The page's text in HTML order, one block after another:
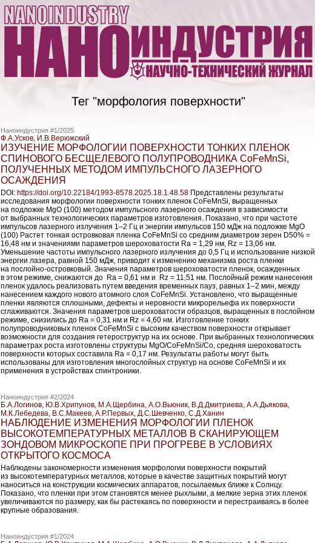
Тег "морфология поверхности"
Наноиндустрия #1/2025
Ф.А.Усков, И.В.Верюжский
ИЗУЧЕНИЕ МОРФОЛОГИИ ПОВЕРХНОСТИ ТОНКИХ ПЛЕНОК
СПИНОВОГО БЕСЩЕЛЕВОГО ПОЛУПРОВОДНИКА CoFeMnSi,
ПОЛУЧЕННЫХ МЕТОДОМ ИМПУЛЬСНОГО ЛАЗЕРНОГО
ОСАЖДЕНИЯ
DOI: https://doi.org/10.22184/1993-8578.2025.18.1.48.58 Представлены результаты
исследования морфологии поверхности тонких пленок CoFeMnSi, выращенных
на подложке MgO (100) методом импульсного лазерного осаждения в зависимости
от выбранных технологических параметров изготовления. Показано, что при частоте
импульсов лазерного излучения 1–2 Гц и энергии импульсов 150 мДж на подложке MgO
(100) Растет тонкая островковая пленка CoFeMnSi со средним диаметром зерен D50% =
16,48 нм и значениями параметров шероховатости Ra = 1,29 нм, Rz = 13,06 нм.
Уменьшение частоты импульсного лазерного излучения до 0,5 Гц и использование низкой
энергии лазера, равной 150 мДж, приводит к изменению механизма роста пленки
на послойно-островковый. Значения параметров шероховатости пленок, осажденных
в этом режиме, снижаются до Ra = 0,61 нм и Rz = 11,51 нм. Послойный режим нанесения
пленок удалось реализовать путем введения временных пауз, равных 1–2 мин, между
нанесением каждого нового атомного слоя CoFeMnSi. Установлено, что выращенные
пленки являются сплошными, дефекты и неровности микрорельефа их поверхности
сглаживаются. Значения параметров шероховатости образцов, выращенных в послойном
режиме, снизились до Ra = 0,31 нм и Rz = 4,60 нм. Изготовление тонких
полупроводниковых пленок CoFeMnSi с высоким качеством поверхности открывает
возможности для создания гетероструктур на их основе. При выбранных технологических
параметрах роста изготовлены структуры MgO/CoFeMnSi/Co, средняя шероховатость
поверхности которых составила Ra = 0,17 нм. Результаты работы могут быть
использованы для изготовления многослойных структур на основе CoFeMnSi и их
применения в устройствах спинтроники.
Наноиндустрия #2/2024
Б.А.Логинов, Ю.В.Хрипунов, М.А.Щербина, А.О.Вьюник, В.Д.Дмитриева, А.А.Дьякова,
М.К.Лебедева, В.С.Макеев, А.Р.Первых, Д.С.Шевченко, С.Д.Ханин
НАБЛЮДЕНИЕ ИЗМЕНЕНИЯ МОРФОЛОГИИ ПЛЕНОК
ВЫСОКОТЕМПЕРАТУРНЫХ МЕТАЛЛОВ В СКАНИРУЮЩЕМ
ЗОНДОВОМ МИКРОСКОПЕ ПРИ ПРОГРЕВЕ В УСЛОВИЯХ
ОТКРЫТОГО КОСМОСА
Наблюдены закономерности изменения морфологии поверхности покрытий
из высокотемпературных металлов, которые в качестве защитных покрытий могут
наноситься на конструкции космических аппаратов, посылаемых ближе к Солнцу.
Показано, что пленки при этом становятся менее рыхлыми, а мелкие зерна этих пленок
увеличиваются по размеру, как бы растекаясь по поверхности и перестраиваясь в более
крупные образования.
Наноиндустрия #1/2024